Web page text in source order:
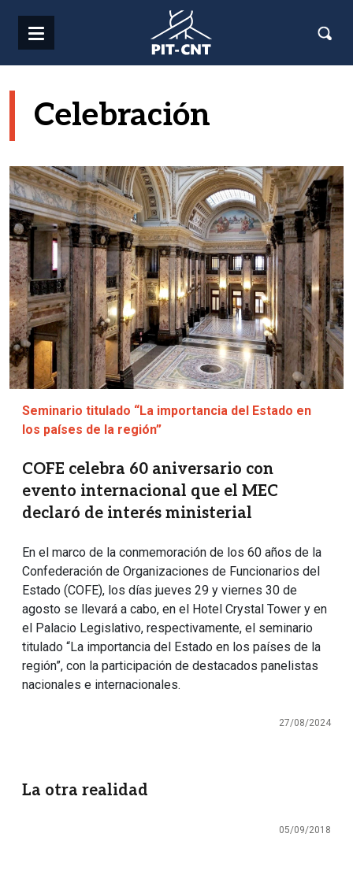
Celebración
Imagen
Seminario titulado “La importancia del Estado en
los países de la región”
COFE celebra 60 aniversario con
evento internacional que el MEC
declaró de interés ministerial
En el marco de la conmemoración de los 60 años de la
Confederación de Organizaciones de Funcionarios del
Estado (COFE), los días jueves 29 y viernes 30 de
agosto se llevará a cabo, en el Hotel Crystal Tower y en
el Palacio Legislativo, respectivamente, el seminario
titulado “La importancia del Estado en los países de la
región”, con la participación de destacados panelistas
nacionales e internacionales.
27/08/2024
La otra realidad
05/09/2018